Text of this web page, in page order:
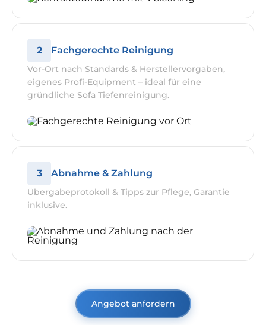
2 Fachgerechte Reinigung
Vor-Ort nach Standards & Herstellervorgaben,
eigenes Profi-Equipment – ideal für eine
gründliche Sofa Tiefenreinigung.
3 Abnahme & Zahlung
Übergabeprotokoll & Tipps zur Pflege, Garantie
inklusive.
Angebot anfordern